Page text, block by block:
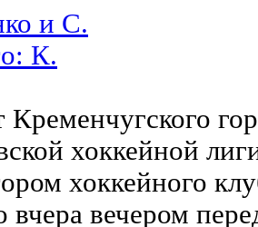
Кременчугского
хоккейной
хоккейного
вчера вечером